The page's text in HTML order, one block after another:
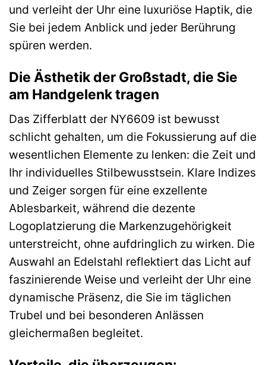
und verleiht der Uhr eine luxuriöse Haptik, die
Sie bei jedem Anblick und jeder Berührung
spüren werden.
Die Ästhetik der Großstadt, die Sie
am Handgelenk tragen
Das Zifferblatt der NY6609 ist bewusst
schlicht gehalten, um die Fokussierung auf die
wesentlichen Elemente zu lenken: die Zeit und
Ihr individuelles Stilbewusstsein. Klare Indizes
und Zeiger sorgen für eine exzellente
Ablesbarkeit, während die dezente
Logoplatzierung die Markenzugehörigkeit
unterstreicht, ohne aufdringlich zu wirken. Die
Auswahl an Edelstahl reflektiert das Licht auf
faszinierende Weise und verleiht der Uhr eine
dynamische Präsenz, die Sie im täglichen
Trubel und bei besonderen Anlässen
gleichermaßen begleitet.